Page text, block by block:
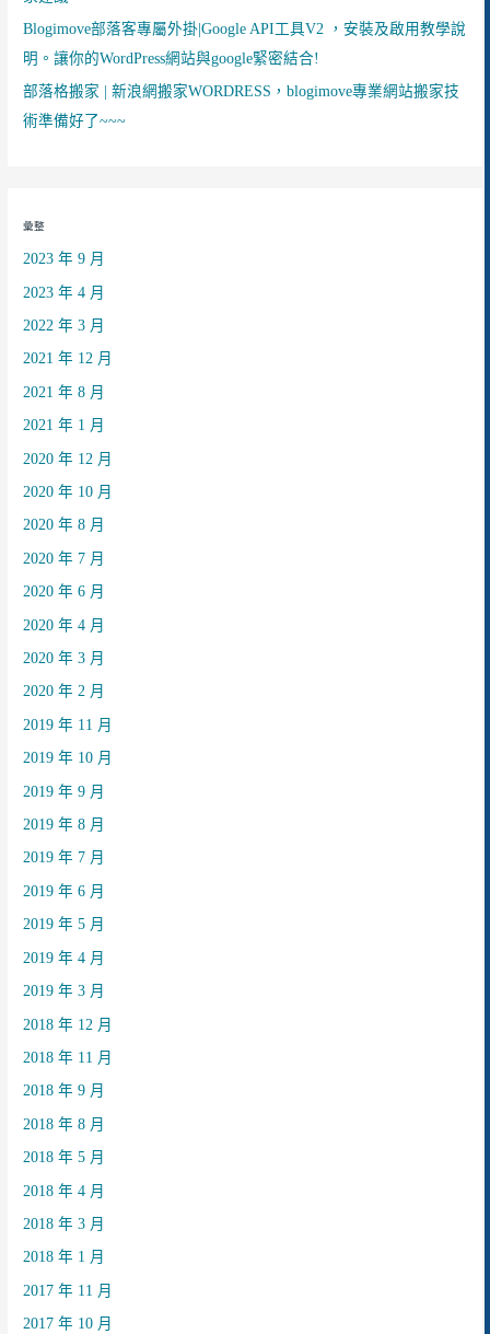
Blogimove部落客專屬外掛|Google API工具V2 ，安裝及啟用教學說
明。讓你的WordPress網站與google緊密結合!
部落格搬家 | 新浪網搬家WORDRESS，blogimove專業網站搬家技
術準備好了~~~
彙整
2023 年 9 月
2023 年 4 月
2022 年 3 月
2021 年 12 月
2021 年 8 月
2021 年 1 月
2020 年 12 月
2020 年 10 月
2020 年 8 月
2020 年 7 月
2020 年 6 月
2020 年 4 月
2020 年 3 月
2020 年 2 月
2019 年 11 月
2019 年 10 月
2019 年 9 月
2019 年 8 月
2019 年 7 月
2019 年 6 月
2019 年 5 月
2019 年 4 月
2019 年 3 月
2018 年 12 月
2018 年 11 月
2018 年 9 月
2018 年 8 月
2018 年 5 月
2018 年 4 月
2018 年 3 月
2018 年 1 月
2017 年 11 月
2017 年 10 月